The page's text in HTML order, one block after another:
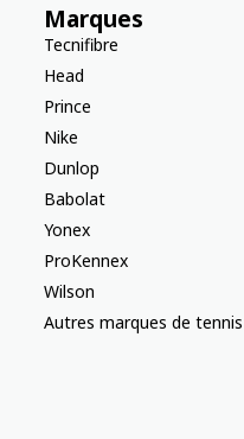
Marques
Tecnifibre
Head
Prince
Nike
Dunlop
Babolat
Yonex
ProKennex
Wilson
Autres marques de tennis